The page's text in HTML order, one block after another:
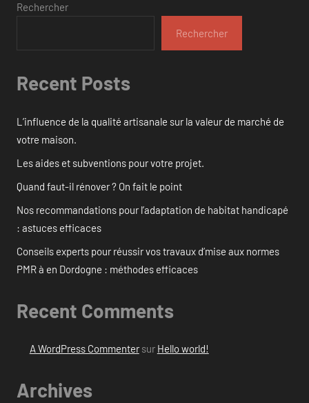
Rechercher
Rechercher
Recent Posts
L’influence de la qualité artisanale sur la valeur de marché de
votre maison.
Les aides et subventions pour votre projet.
Quand faut-il rénover ? On fait le point
Nos recommandations pour l’adaptation de habitat handicapé
: astuces efficaces
Conseils experts pour réussir vos travaux d’mise aux normes
PMR à en Dordogne : méthodes efficaces
Recent Comments
A WordPress Commentersur Hello world!
Archives